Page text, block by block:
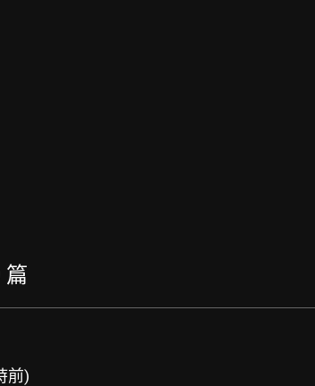
篇
前)